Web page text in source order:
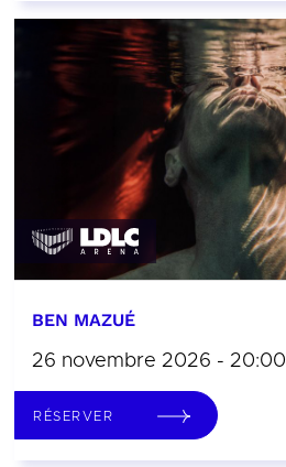
BEN MAZUÉ
26 novembre 2026 - 20:00
RÉSERVER